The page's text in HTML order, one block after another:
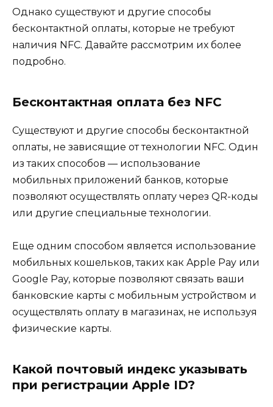
Однако существуют и другие способы
бесконтактной оплаты, которые не требуют
наличия NFC. Давайте рассмотрим их более
подробно.
Бесконтактная оплата без NFC
Существуют и другие способы бесконтактной
оплаты, не зависящие от технологии NFC. Один
из таких способов — использование
мобильных приложений банков, которые
позволяют осуществлять оплату через QR-коды
или другие специальные технологии.
Еще одним способом является использование
мобильных кошельков, таких как Apple Pay или
Google Pay, которые позволяют связать ваши
банковские карты с мобильным устройством и
осуществлять оплату в магазинах, не используя
физические карты.
Какой почтовый индекс указывать
при регистрации Apple ID?